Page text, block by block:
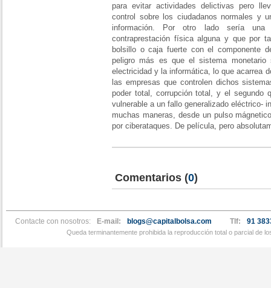
para evitar actividades delictivas pero
control sobre los ciudadanos normales y
información. Por otro lado sería
contraprestación física alguna y que por
bolsillo o caja fuerte con el componente
peligro más es que el sistema monetario
electricidad y la informática, lo que acarrea
las empresas que controlen dichos
poder total, corrupción total, y el segundo
vulnerable a un fallo generalizado eléctrico-
muchas maneras, desde un pulso
por ciberataques. De película, pero
Comentarios (0)
Contacte con nosotros: E-mail: blogs@capitalbolsa.com Tlf: 91
Queda terminantemente prohibida la reproducción total o parcial de